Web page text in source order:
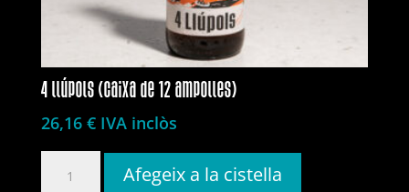
4 llúpols (caixa de 12 ampolles)
26,16 € IVA inclòs
Afegeix a la cistella